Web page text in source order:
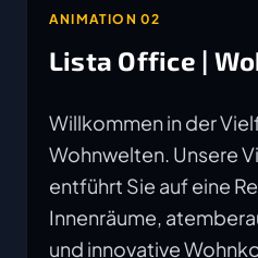
ANIMATION 02
Lista Office |
Willkommen in der
Wohnwelten. Unsere
entführt Sie auf eine
Innenräume,
und innovative